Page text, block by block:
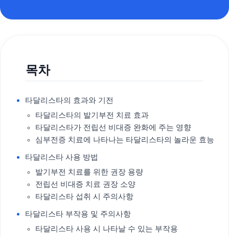
목차
타달리스타의 효과와 기전
타달리스타의 발기부전 치료 효과
타달리스타가 전립선 비대증 완화에 주는 영향
심부전증 치료에 나타나는 타달리스타의 놀라운 효능
타달리스타 사용 방법
발기부전 치료를 위한 권장 용량
전립선 비대증 치료 권장 소양
타달리스타 섭취 시 주의사항
타달리스타 부작용 및 주의사항
타달리스타 사용 시 나타날 수 있는 부작용